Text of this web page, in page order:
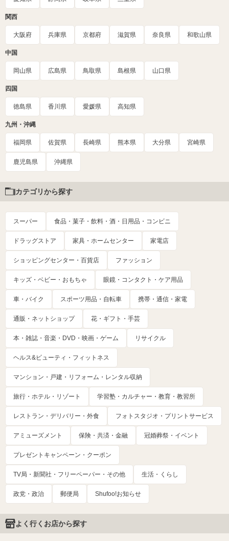
関西
大阪府 兵庫県 京都府 滋賀県 奈良県 和歌山県
中国
岡山県 広島県 鳥取県 島根県 山口県
四国
徳島県 香川県 愛媛県 高知県
九州・沖縄
福岡県 佐賀県 長崎県 熊本県 大分県 宮崎県
鹿児島県 沖縄県
カテゴリから探す
スーパー 食品・菓子・飲料・酒・日用品・コンビニ
ドラッグストア 家具・ホームセンター 家電店
ショッピングセンター・百貨店 ファッション
キッズ・ベビー・おもちゃ 眼鏡・コンタクト・ケア用品
車・バイク スポーツ用品・自転車 携帯・通信・家電
通販・ネットショップ 花・ギフト・手芸
本・雑誌・音楽・DVD・映画・ゲーム リサイクル
ヘルス&ビューティ・フィットネス
マンション・戸建・リフォーム・レンタル収納
旅行・ホテル・リゾート 学習塾・カルチャー・教育・教習所
レストラン・デリバリー・外食 フォトスタジオ・プリントサービス
アミューズメント 保険・共済・金融 冠婚葬祭・イベント
プレゼントキャンペーン・クーポン
TV局・新聞社・フリーペーパー・その他 生活・くらし
政党・政治 郵便局 Shufoo!お知らせ
よく行くお店から探す